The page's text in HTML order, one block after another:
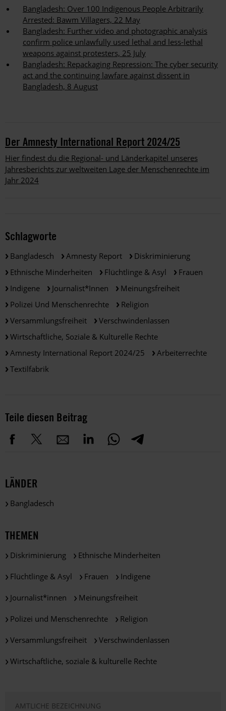
Bangladesh: Over 100 Indigenous People Arbitrarily
Arrested: Bawm Villagers, 22 May
Bangladesh: Further video and photographic analysis
confirm police unlawfully used lethal and less-lethal
weapons against protesters, 25 July
Bangladesh: Repackaging Repression: The cyber security
act and the continuing lawfare against dissent in
Bangladesh, 8 August
Der Amnesty International Report 2024/25
Hier findest du die Regional- und Länderkapitel unseres
Jahresberichts zur weltweiten Lage der Menschenrechte im
Jahr 2024
Schlagworte
Bangladesch Amnesty Report
Diskriminierung
Ethnische Minderheiten
Flüchtlinge & Asyl
Frauen
Indigene
Journalist*innen
Meinungsfreiheit
Polizei Und Menschenrechte
Religion
Versammlungsfreiheit
Verschwindenlassen
Wirtschaftliche, Soziale & Kulturelle Rechte
Amnesty International Report 2024/25
Arbeiterrechte
Textilfabrik
Teile diesen Beitrag
LÄNDER
Bangladesch
THEMEN
Diskriminierung Ethnische Minderheiten
Flüchtlinge & Asyl Frauen Indigene
Journalist*innen Meinungsfreiheit
Polizei und Menschenrechte Religion
Versammlungsfreiheit Verschwindenlassen
Wirtschaftliche, soziale & kulturelle Rechte
AMTLICHE BEZEICHNUNG